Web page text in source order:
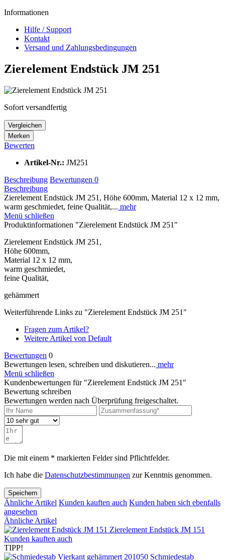
Informationen
Hilfe / Support
Kontakt
Versand und Zahlungsbedingungen
Zierelement Endstück JM 251
Sofort versandfertig
Vergleichen
Merken
Bewerten
Artikel-Nr.: JM251
Beschreibung Bewertungen 0
Beschreibung
Zierelement Endstück JM 251, Höhe 600mm, Material 12 x 12 mm,
warm geschmiedet, feine Qualität,... mehr
Menü schließen
Produktinformationen "Zierelement Endstück JM 251"
Zierelement Endstück JM 251,
Höhe 600mm,
Material 12 x 12 mm,
warm geschmiedet,
feine Qualität,
gehämmert
Weiterführende Links zu "Zierelement Endstück JM 251"
Fragen zum Artikel?
Weitere Artikel von Default
Bewertungen 0
Bewertungen lesen, schreiben und diskutieren... mehr
Menü schließen
Kundenbewertungen für "Zierelement Endstück JM 251"
Bewertung schreiben
Bewertungen werden nach Überprüfung freigeschaltet.
Die mit einem * markierten Felder sind Pflichtfelder.
Ich habe die Datenschutzbestimmungen zur Kenntnis genommen.
Speichern
Ähnliche Artikel Kunden kauften auch Kunden haben sich ebenfalls
angesehen
Ähnliche Artikel
Zierelement Endstück JM 151
Kunden kauften auch
TIPP!
Schmiedestab